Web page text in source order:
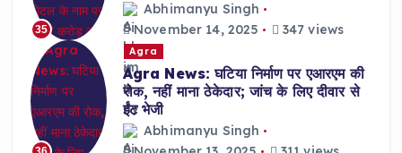
35
Abhimanyu Singh
November 14, 2025
347 views
Agra
Agra News: घटिया निर्माण पर एआरएम की
रोक, नहीं माना ठेकेदार; जांच के लिए दीवार से
ईंट भेजी
Abhimanyu Singh